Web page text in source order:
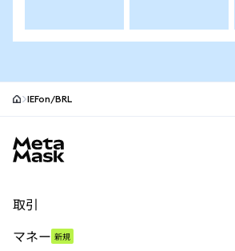
IEFon/BRL
取引
マネー 新規